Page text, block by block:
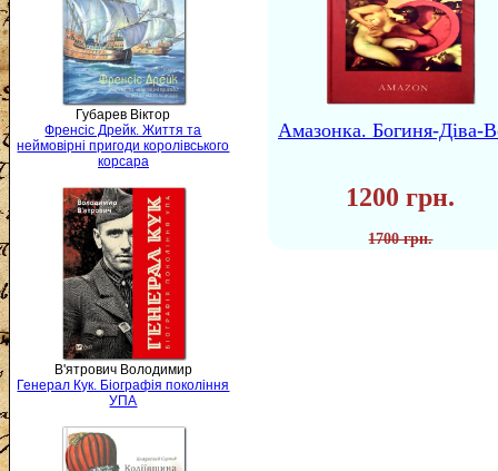
Губарев Віктор
Френсіс Дрейк. Життя та
неймовірні пригоди королівського
корсара
В'ятрович Володимир
Генерал Кук. Біографія покоління
УПА
Амазонка. Богиня-Діва-
1200 грн.
1700 грн.